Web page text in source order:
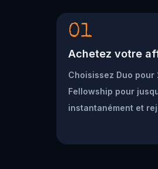
01
Achetez votre
Choisissez Duo pour
Fellowship pour
instantanément et